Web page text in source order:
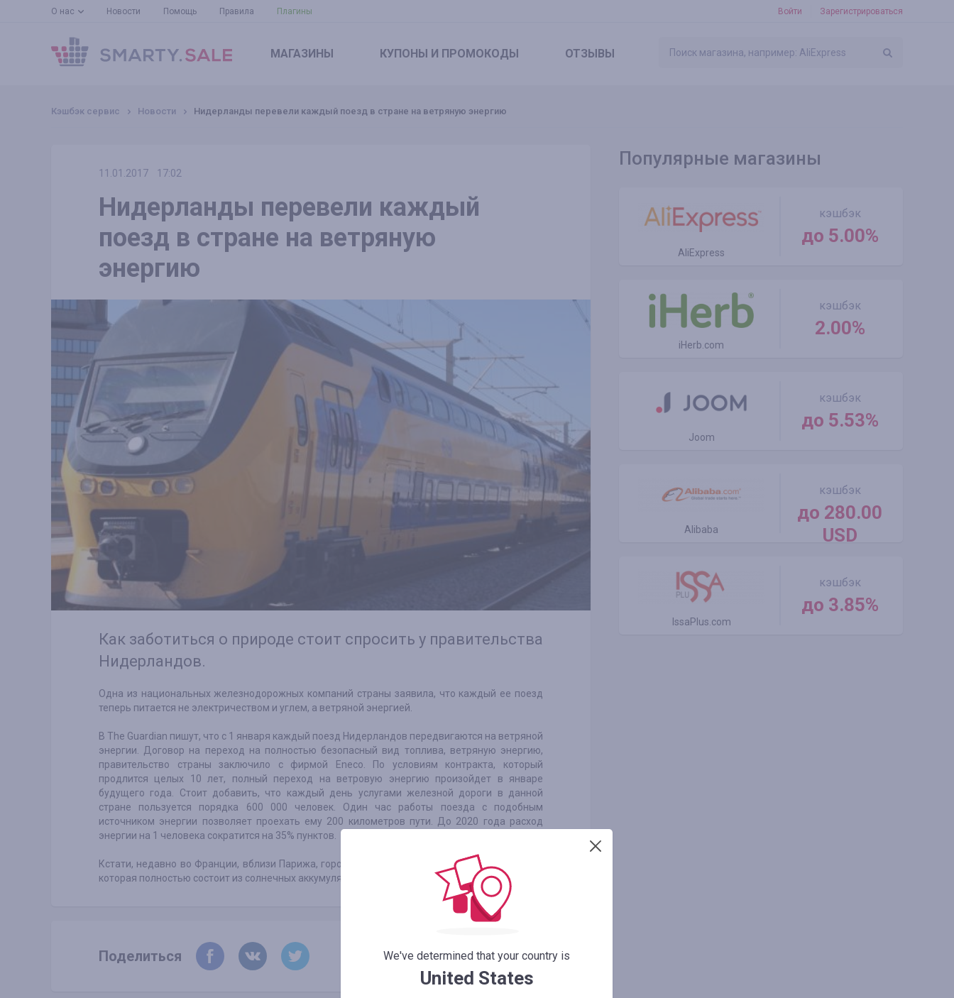
О нас Новости Помощь Правила Плагины Войти Зарегистрироваться
МАГАЗИНЫ КУПОНЫ И ПРОМОКОДЫ ОТЗЫВЫ
Кэшбэк сервис Новости Нидерланды перевели каждый поезд в стране на ветряную энергию
11.01.2017 17:02
Нидерланды перевели каждый
поезд в стране на ветряную
энергию
Как заботиться о природе стоит спросить у правительства
Нидерландов.
Одна из национальных железнодорожных компаний страны заявила, что каждый ее поезд
теперь питается не электричеством и углем, а ветряной энергией.
В The Guardian пишут, что с 1 января каждый поезд Нидерландов передвигаются на ветряной
энергии. Договор на переход на полностью безопасный вид топлива, ветряную энергию,
правительство страны заключило с фирмой Eneco. По условиям контракта, который
продлится целых 10 лет, полный переход на ветровую энергию произойдет в январе
будущего года. Стоит добавить, что каждый день услугами железной дороги в данной
стране пользуется порядка 600 000 человек. Один час работы поезда с подобным
источником энергии позволяет проехать ему 200 километров пути. До 2020 года расход
энергии на 1 человека сократится на 35% пунктов.
Кстати, недавно во Франции, вблизи Парижа, город Тулувр-о-Перш, была построена трасса,
которая полностью состоит из солнечных аккумуляторов.
Поделиться Скопировать ссылку
Популярные магазины
AliExpress
кэшбэк
до 5.00%
iHerb.com
кэшбэк
2.00%
Joom
кэшбэк
до 5.53%
Alibaba
кэшбэк
до 280.00
USD
IssaPlus.com
кэшбэк
до 3.85%
We've determined that your country is
United States